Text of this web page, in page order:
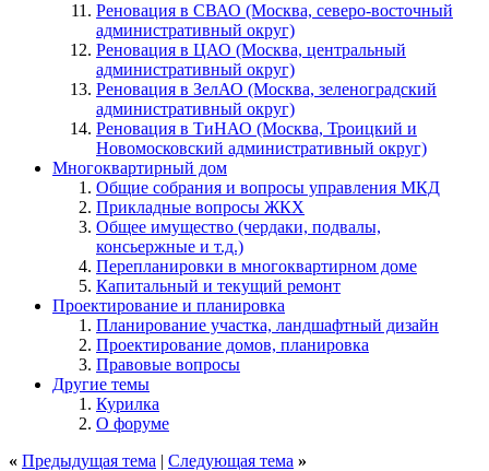
Реновация в СВАО (Москва, северо-восточный
административный округ)
Реновация в ЦАО (Москва, центральный
административный округ)
Реновация в ЗелАО (Москва, зеленоградский
административный округ)
Реновация в ТиНАО (Москва, Троицкий и
Новомосковский административный округ)
Многоквартирный дом
Общие собрания и вопросы управления МКД
Прикладные вопросы ЖКХ
Общее имущество (чердаки, подвалы,
консьержные и т.д.)
Перепланировки в многоквартирном доме
Капитальный и текущий ремонт
Проектирование и планировка
Планирование участка, ландшафтный дизайн
Проектирование домов, планировка
Правовые вопросы
Другие темы
Курилка
О форуме
« Предыдущая тема | Следующая тема »